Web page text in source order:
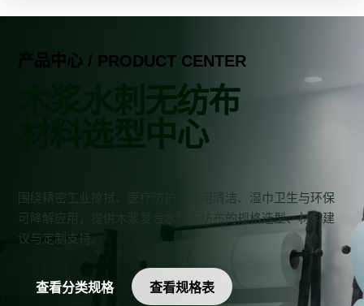
产品中心 / PRODUCT CENTER
木浆水刺无纺布
材料选型中心
围绕精密工业擦拭、医疗防护、民用清洁、湿巾卫生与环保
可降解应用，提供木浆复合水刺无纺布的规格选型、材料建
议与定制支持。
查看分类规格 查看规格表